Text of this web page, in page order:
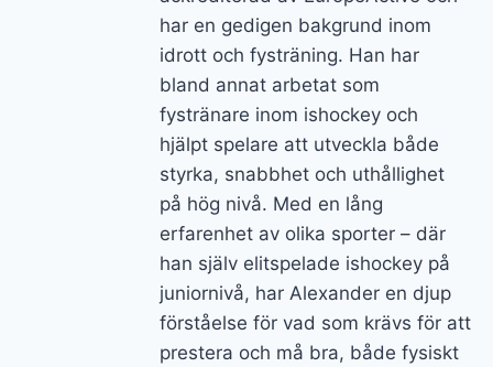
har en gedigen bakgrund inom
idrott och fysträning. Han har
bland annat arbetat som
fystränare inom ishockey och
hjälpt spelare att utveckla både
styrka, snabbhet och uthållighet
på hög nivå. Med en lång
erfarenhet av olika sporter – där
han själv elitspelade ishockey på
juniornivå, har Alexander en djup
förståelse för vad som krävs för att
prestera och må bra, både fysiskt